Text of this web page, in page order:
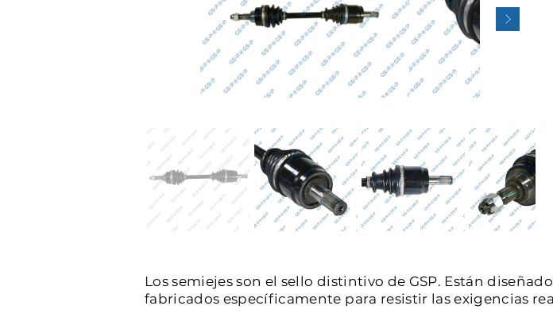
Los semiejes son el sello distintivo de GSP. Están
fabricados específicamente para resistir las exigencias